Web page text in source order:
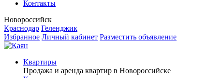
Контакты
Новороссийск
Краснодар Геленджик
Избранное Личный кабинет Разместить объявление
Квартиры
Продажа и аренда квартир в Новороссийске